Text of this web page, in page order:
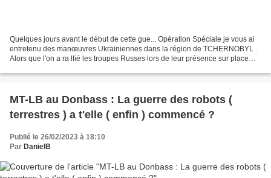
Quelques jours avant le début de cette gue... Opération Spéciale je vous ai
entretenu des manœuvres Ukrainiennes dans la région de TCHERNOBYL .
Alors que l'on a ra llié les troupes Russes lors de leur présence sur place
MT-LB au Donbass : La guerre des robots (
terrestres ) a t'elle ( enfin ) commencé ?
Publié le 26/02/2023 à 18:10
Par DanielB